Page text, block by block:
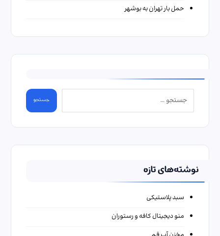
حمل بار تهران به بوشهر
جستجو
نوشته‌های تازه
سبد پلاستیکی
منو دیجیتال کافه و رستوران